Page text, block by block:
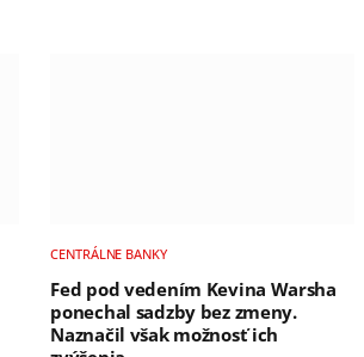
CENTRÁLNE BANKY
Fed pod vedením Kevina Warsha
ponechal sadzby bez zmeny.
Naznačil však možnosť ich